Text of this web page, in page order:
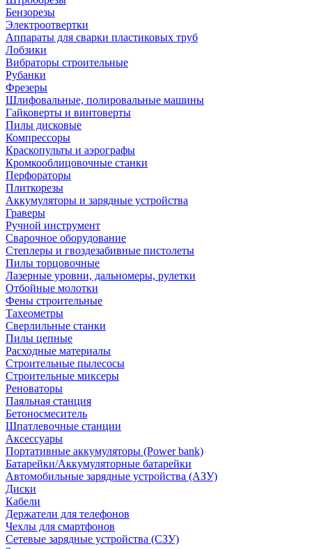
Бензорезы
Электроотвертки
Аппараты для сварки пластиковых труб
Лобзики
Вибраторы строительные
Рубанки
Фрезеры
Шлифовальные, полировальные машины
Гайковерты и винтоверты
Пилы дисковые
Компрессоры
Краскопульты и аэрографы
Кромкооблицовочные станки
Перфораторы
Плиткорезы
Аккумуляторы и зарядные устройства
Граверы
Ручной инструмент
Сварочное оборудование
Степлеры и гвоздезабивные пистолеты
Пилы торцовочные
Лазерные уровни, дальномеры, рулетки
Отбойные молотки
Фены строительные
Тахеометры
Сверлильные станки
Пилы цепные
Расходные материалы
Строительные пылесосы
Строительные миксеры
Реноваторы
Паяльная станция
Бетоносмеситель
Шпатлевочные станции
Аксессуары
Портативные аккумуляторы (Power bank)
Батарейки/Аккумуляторные батарейки
Автомобильные зарядные устройства (АЗУ)
Диски
Кабели
Держатели для телефонов
Чехлы для смартфонов
Сетевые зарядные устройства (СЗУ)